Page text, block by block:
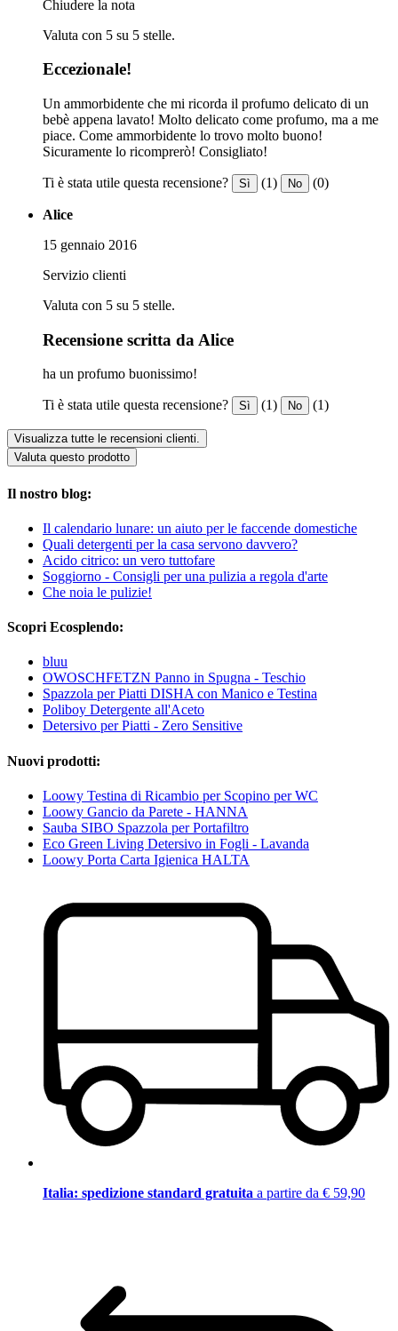
Chiudere la nota
Valuta con 5 su 5 stelle.
Eccezionale!
Un ammorbidente che mi ricorda il profumo delicato di un
bebè appena lavato! Molto delicato come profumo, ma a me
piace. Come ammorbidente lo trovo molto buono!
Sicuramente lo ricomprerò! Consigliato!
Ti è stata utile questa recensione? Sì (1) No (0)
Alice
15 gennaio 2016
Servizio clienti
Valuta con 5 su 5 stelle.
Recensione scritta da Alice
ha un profumo buonissimo!
Ti è stata utile questa recensione? Sì (1) No (1)
Visualizza tutte le recensioni clienti.
Valuta questo prodotto
Il nostro blog:
Il calendario lunare: un aiuto per le faccende domestiche
Quali detergenti per la casa servono davvero?
Acido citrico: un vero tuttofare
Soggiorno - Consigli per una pulizia a regola d'arte
Che noia le pulizie!
Scopri Ecosplendo:
bluu
OWOSCHFETZN Panno in Spugna - Teschio
Spazzola per Piatti DISHA con Manico e Testina
Poliboy Detergente all'Aceto
Detersivo per Piatti - Zero Sensitive
Nuovi prodotti:
Loowy Testina di Ricambio per Scopino per WC
Loowy Gancio da Parete - HANNA
Sauba SIBO Spazzola per Portafiltro
Eco Green Living Detersivo in Fogli - Lavanda
Loowy Porta Carta Igienica HALTA
Italia: spedizione standard gratuita a partire da € 59,90